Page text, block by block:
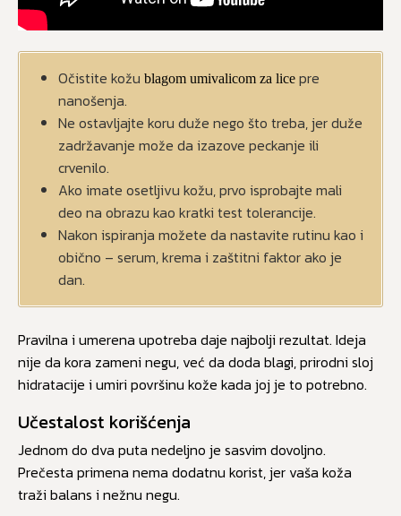
Očistite kožublagom umivalicom za lice pre
nanošenja.
Ne ostavljajte koru duže nego što treba, jer duže
zadržavanje može da izazove peckanje ili
crvenilo.
Ako imate osetljivu kožu, prvo isprobajte mali
deo na obrazu kao kratki test tolerancije.
Nakon ispiranja možete da nastavite rutinu kao i
obično – serum, krema i zaštitni faktor ako je
dan.
Pravilna i umerena upotreba daje najbolji rezultat. Ideja
nije da kora zameni negu, već da doda blagi, prirodni sloj
hidratacije i umiri površinu kože kada joj je to potrebno.
Učestalost korišćenja
Jednom do dva puta nedeljno je sasvim dovoljno.
Prečesta primena nema dodatnu korist, jer vaša koža
traži balans i nežnu negu.